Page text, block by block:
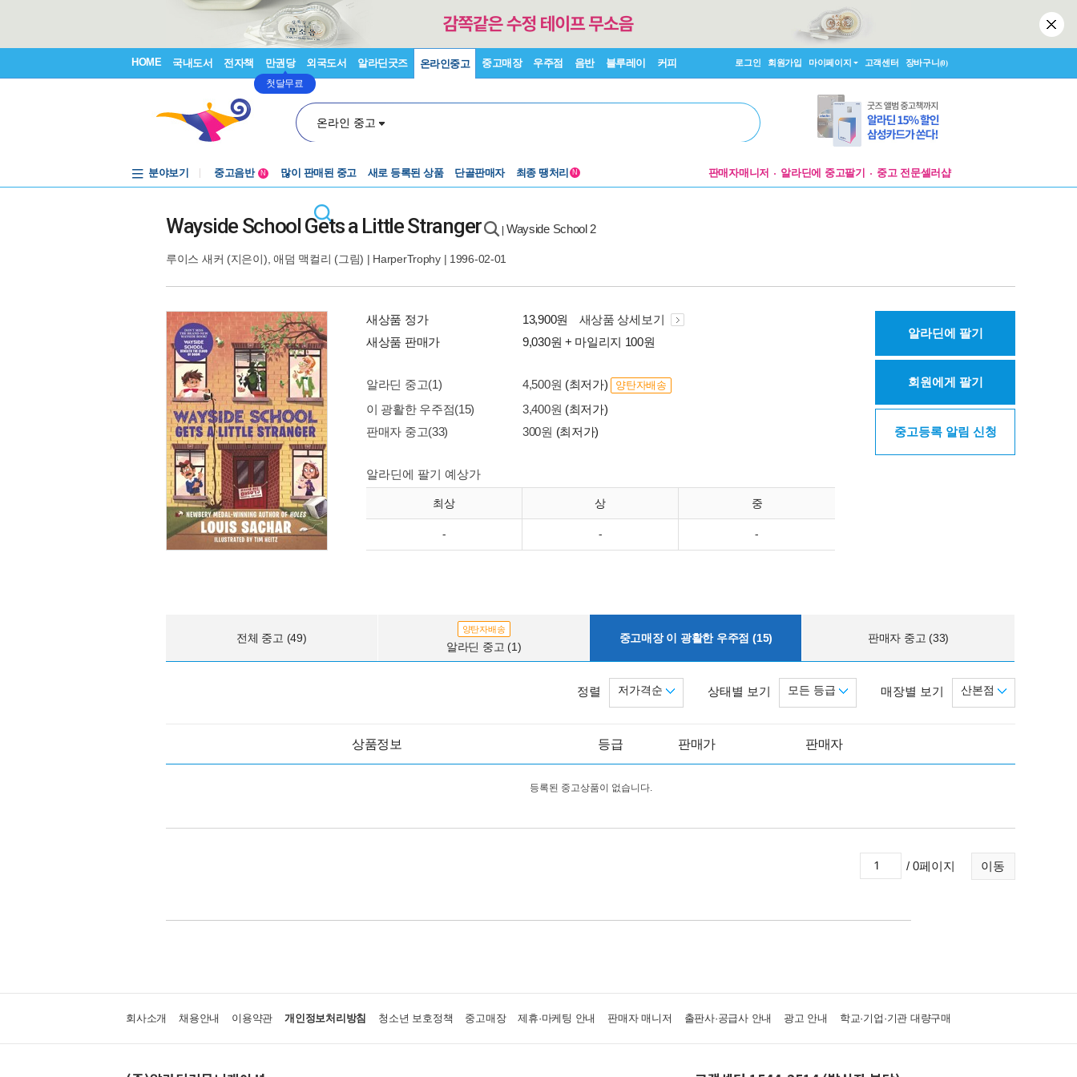
HOME 국내도서 전자책 만권당
첫달무료
외국도서 알라딘굿즈 온라인중고 중고매장 우주점 음반 블루레이 커피 로그인 회원가입 마이페이지 고객센터 장바구니(0)
온라인 중고
분야보기
중고음반
N 많이 판매된 중고 새로 등록된 상품 단골판매자 최종 땡처리 N 판매자매니저 알라딘에 중고팔기 중고 전문셀러샵
Wayside School Gets a Little Stranger Wayside School 2
루이스 새커 (지은이),애덤 맥컬리 (그림) | HarperTrophy| 1996-02-01
새상품 정가 13,900원
새상품 상세보기
새상품 판매가
9,030원 + 마일리지 100원
알라딘 중고(1) 4,500원 (최저가) 양탄자배송
이 광활한 우주점(15) 3,400원 (최저가)
판매자 중고(33)
300원 (최저가)
알라딘에 팔기 예상가
최상 상 중
- - -
알라딘에 팔기
회원에게 팔기
중고등록 알림 신청
전체 중고 (49)
양탄자배송
알라딘 중고 (1)
중고매장 이 광활한 우주점 (15) 판매자 중고 (33)
매장별 보기 산본점
상태별 보기 모든 등급
정렬 저가격순
상품정보 등급 판매가 판매자
등록된 중고상품이 없습니다.
이동
/ 0페이지
회사소개 채용안내 이용약관 개인정보처리방침 청소년 보호정책 중고매장 제휴·마케팅 안내 판매자 매니저 출판사·공급사 안내 광고 안내 학교·기업·기관 대량구매